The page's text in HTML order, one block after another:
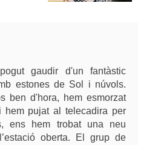
gaudir d'un fantàstic
estones de Sol i núvols.
ben d'hora, hem esmorzat
hem pujat al telecadira per
ens hem trobat una neu
oberta. El grup de